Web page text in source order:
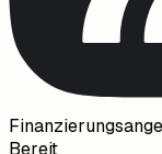
Bereit